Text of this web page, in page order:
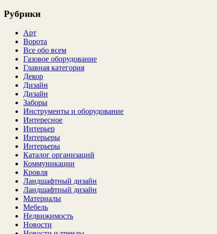
Рубрики
Арт
Ворота
Все обо всем
Газовое оборудование
Главная категория
Декор
Дизайн
Дизайн
Заборы
Инструменты и оборудование
Интересное
Интерьер
Интерьеры
Интерьеры
Каталог организаций
Коммуникации
Кровля
Ландшафтный дизайн
Ландшафтный дизайн
Материалы
Мебель
Недвижимость
Новости